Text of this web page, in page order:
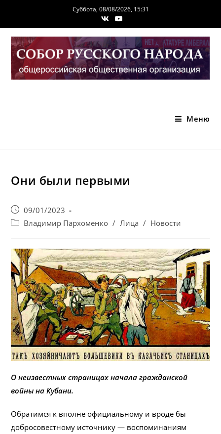
содержимому
Суббота, 08/08/2026, 15:31
Меню
Они были первыми
Запись
опубликована:
09/01/2023
PostВладимир Пархоменко / Лица / Новости
О неизвестных страницах начала гражданской
войны на Кубани.
Обратимся к вполне официальному и вроде бы
добросовестному источнику — воспоминаниям